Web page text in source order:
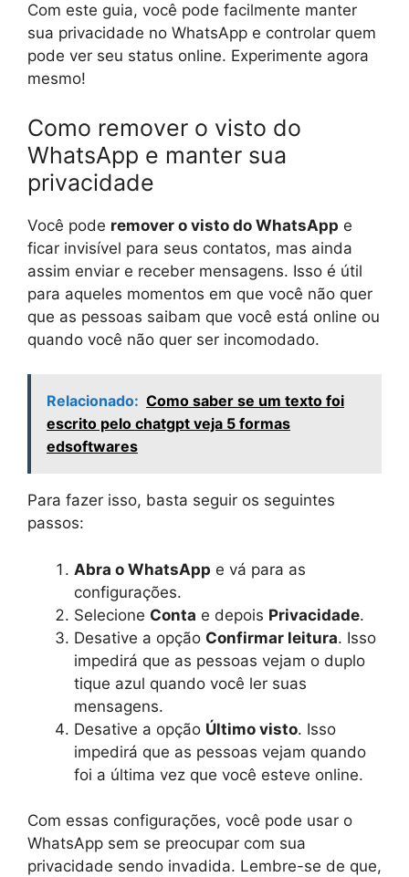
Com este guia, você pode facilmente manter
sua privacidade no WhatsApp e controlar quem
pode ver seu status online. Experimente agora
mesmo!
Como remover o visto do
WhatsApp e manter sua
privacidade
Você pode remover o visto do WhatsApp e
ficar invisível para seus contatos, mas ainda
assim enviar e receber mensagens. Isso é útil
para aqueles momentos em que você não quer
que as pessoas saibam que você está online ou
quando você não quer ser incomodado.
Relacionado: Como saber se um texto foi
escrito pelo chatgpt veja 5 formas
edsoftwares
Para fazer isso, basta seguir os seguintes
passos:
Abra o WhatsApp e vá para as
configurações.
Selecione Conta e depois Privacidade.
Desative a opção Confirmar leitura. Isso
impedirá que as pessoas vejam o duplo
tique azul quando você ler suas
mensagens.
Desative a opção Último visto. Isso
impedirá que as pessoas vejam quando
foi a última vez que você esteve online.
Com essas configurações, você pode usar o
WhatsApp sem se preocupar com sua
privacidade sendo invadida. Lembre-se de que,